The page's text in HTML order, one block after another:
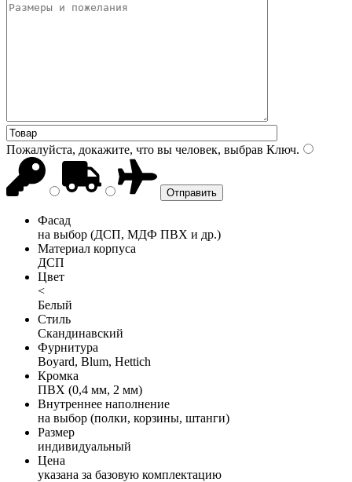
Пожалуйста, докажите, что вы человек, выбрав Ключ.
Фасад
на выбор (ДСП, МДФ ПВХ и др.)
Материал корпуса
ДСП
Цвет
<
Белый
Стиль
Скандинавский
Фурнитура
Boyard, Blum, Hettich
Кромка
ПВХ (0,4 мм, 2 мм)
Внутреннее наполнение
на выбор (полки, корзины, штанги)
Размер
индивидуальный
Цена
указана за базовую комплектацию